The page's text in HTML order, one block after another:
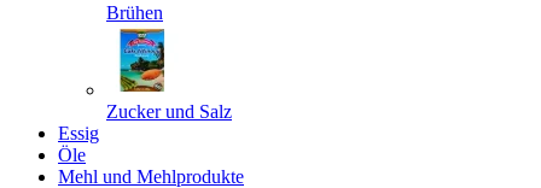
Brühen
Zucker und Salz
Essig
Öle
Mehl und Mehlprodukte